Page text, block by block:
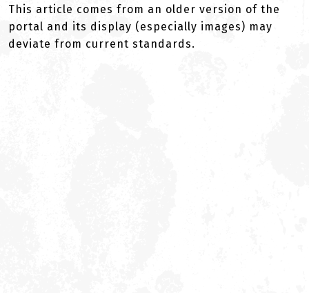
This article comes from an older version of the
portal and its display (especially images) may
deviate from current standards.